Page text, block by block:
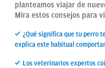
planteamos viajar de
Mira estos consejos para
¿Qué significa que tu perro
explica este habitual
Los veterinarios expertos